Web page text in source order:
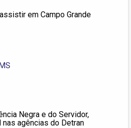
em Campo Grande
Negra e do Servidor,
agências do Detran